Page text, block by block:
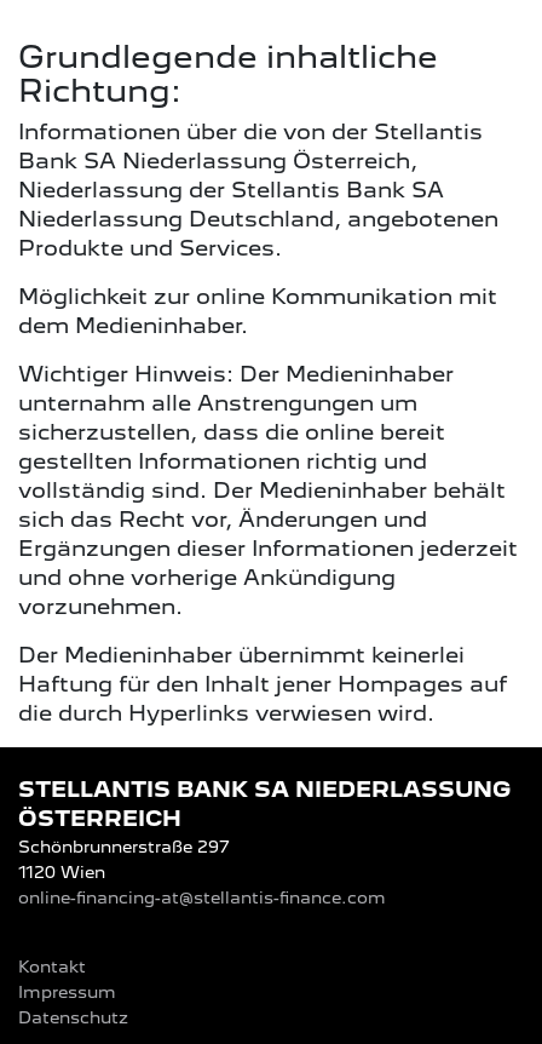
Grundlegende inhaltliche
Richtung:
Informationen über die von der Stellantis
Bank SA Niederlassung Österreich,
Niederlassung der Stellantis Bank SA
Niederlassung Deutschland, angebotenen
Produkte und Services.
Möglichkeit zur online Kommunikation mit
dem Medieninhaber.
Wichtiger Hinweis: Der Medieninhaber
unternahm alle Anstrengungen um
sicherzustellen, dass die online bereit
gestellten Informationen richtig und
vollständig sind. Der Medieninhaber behält
sich das Recht vor, Änderungen und
Ergänzungen dieser Informationen jederzeit
und ohne vorherige Ankündigung
vorzunehmen.
Der Medieninhaber übernimmt keinerlei
Haftung für den Inhalt jener Hompages auf
die durch Hyperlinks verwiesen wird.
STELLANTIS BANK SA NIEDERLASSUNG
ÖSTERREICH
Schönbrunnerstraße 297
1120 Wien
online-financing-at@stellantis-finance.com
Kontakt
Impressum
Datenschutz